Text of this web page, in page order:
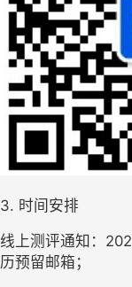
3. 时间安排
线上测评通知： 202
历预留邮箱；